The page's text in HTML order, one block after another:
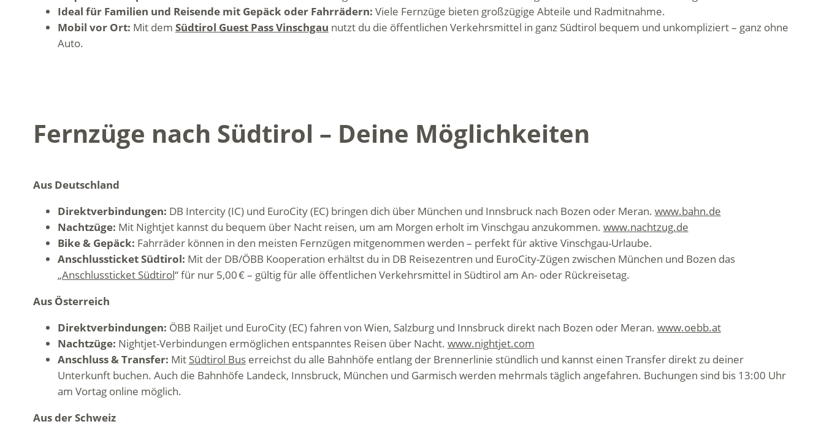
Ideal für Familien und Reisende mit Gepäck oder Fahrrädern: Viele Fernzüge bieten großzügige Abteile und Radmitnahme.
Mobil vor Ort: Mit dem Südtirol Guest Pass Vinschgau nutzt du die öffentlichen Verkehrsmittel in ganz Südtirol bequem und unkompliziert – ganz ohne
Auto.
Fernzüge nach Südtirol – Deine Möglichkeiten
Aus Deutschland
Direktverbindungen: DB Intercity (IC) und EuroCity (EC) bringen dich über München und Innsbruck nach Bozen oder Meran. www.bahn.de
Nachtzüge: Mit Nightjet kannst du bequem über Nacht reisen, um am Morgen erholt im Vinschgau anzukommen. www.nachtzug.de
Bike & Gepäck: Fahrräder können in den meisten Fernzügen mitgenommen werden – perfekt für aktive Vinschgau-Urlaube.
Anschlussticket Südtirol: Mit der DB/ÖBB Kooperation erhältst du in DB Reisezentren und EuroCity-Zügen zwischen München und Bozen das
„Anschlussticket Südtirol“ für nur 5,00 € – gültig für alle öffentlichen Verkehrsmittel in Südtirol am An- oder Rückreisetag.
Aus Österreich
Direktverbindungen: ÖBB Railjet und EuroCity (EC) fahren von Wien, Salzburg und Innsbruck direkt nach Bozen oder Meran. www.oebb.at
Nachtzüge: Nightjet-Verbindungen ermöglichen entspanntes Reisen über Nacht. www.nightjet.com
Anschluss & Transfer: Mit Südtirol Buserreichst du alle Bahnhöfe entlang der Brennerlinie stündlich und kannst einen Transfer direkt zu deiner
Unterkunft buchen. Auch die Bahnhöfe Landeck, Innsbruck, München und Garmisch werden mehrmals täglich angefahren. Buchungen sind bis 13:00 Uhr
am Vortag online möglich.
Aus der Schweiz